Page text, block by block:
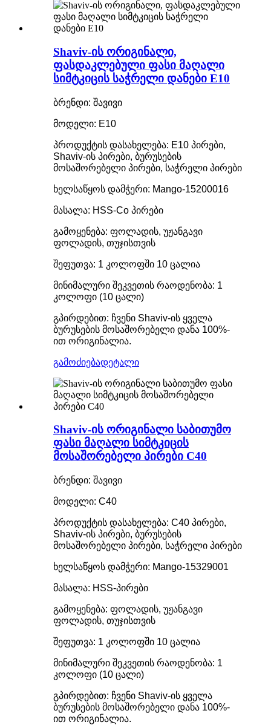
Shaviv-ის ორიგინალი,
ფასდაკლებული ფასი მაღალი
სიმტკიცის საჭრელი დანები E10
ბრენდი: შავივი
მოდელი: E10
პროდუქტის დასახელება: E10 პირები,
Shaviv-ის პირები, ბურუსების
მოსაშორებელი პირები, საჭრელი პირები
ხელსაწყოს დამჭერი: Mango-15200016
მასალა: HSS-Co პირები
გამოყენება: ფოლადის, უჟანგავი
ფოლადის, თუჯისთვის
შეფუთვა: 1 კოლოფში 10 ცალია
მინიმალური შეკვეთის რაოდენობა: 1
კოლოფი (10 ცალი)
გპირდებით: ჩვენი Shaviv-ის ყველა
ბურუსების მოსაშორებელი დანა 100%-
ით ორიგინალია.
გამოძიებადეტალი
Shaviv-ის ორიგინალი საბითუმო
ფასი მაღალი სიმტკიცის
მოსაშორებელი პირები C40
ბრენდი: შავივი
მოდელი: C40
პროდუქტის დასახელება: C40 პირები,
Shaviv-ის პირები, ბურუსების
მოსაშორებელი პირები, საჭრელი პირები
ხელსაწყოს დამჭერი: Mango-15329001
მასალა: HSS-პირები
გამოყენება: ფოლადის, უჟანგავი
ფოლადის, თუჯისთვის
შეფუთვა: 1 კოლოფში 10 ცალია
მინიმალური შეკვეთის რაოდენობა: 1
კოლოფი (10 ცალი)
გპირდებით: ჩვენი Shaviv-ის ყველა
ბურუსების მოსაშორებელი დანა 100%-
ით ორიგინალია.